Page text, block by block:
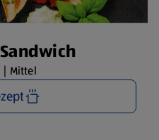
| Mittel